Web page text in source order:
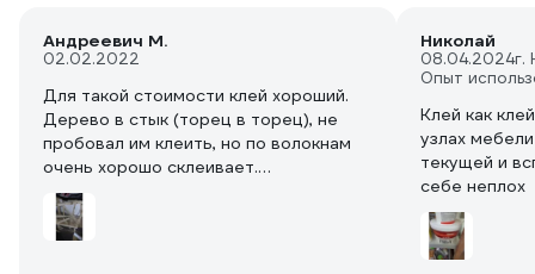
Андреевич М.
02.02.2022
Для такой стоимости клей хороший.
Дерево в стык (торец в торец), не
пробовал им клеить, но по волокнам
очень хорошо склеивает.
Хотя, я пока дорогой ПВА (типо
тайтбонда) не использовал
Николай
08.04.2024г.
Опыт
Клей как
узлах
текущей и
себе неплох